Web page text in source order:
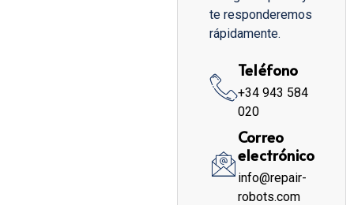
te responderemos
rápidamente.
Teléfono
+34 943 584
020
Correo
electrónico
info@repair-
robots.com